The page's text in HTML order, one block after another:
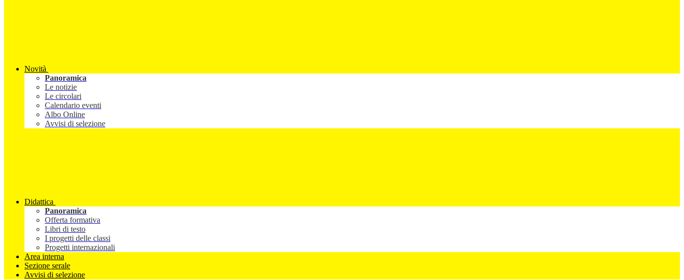
Novità
Panoramica
Le notizie
Le circolari
Calendario eventi
Albo Online
Avvisi di selezione
Didattica
Panoramica
Offerta formativa
Libri di testo
I progetti delle classi
Progetti internazionali
Area interna
Sezione serale
Avvisi di selezione